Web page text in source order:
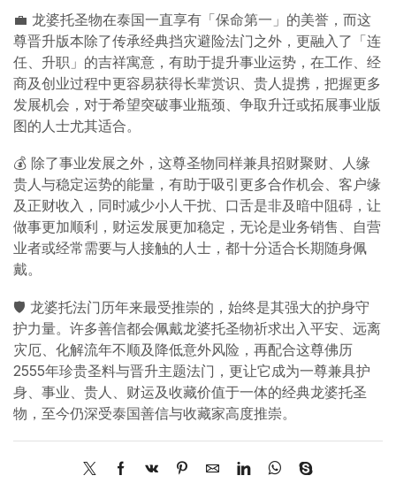
💼 龙婆托圣物在泰国一直享有「保命第一」的美誉，而这
尊晋升版本除了传承经典挡灾避险法门之外，更融入了「连
任、升职」的吉祥寓意，有助于提升事业运势，在工作、经
商及创业过程中更容易获得长辈赏识、贵人提携，把握更多
发展机会，对于希望突破事业瓶颈、争取升迁或拓展事业版
图的人士尤其适合。
💰 除了事业发展之外，这尊圣物同样兼具招财聚财、人缘
贵人与稳定运势的能量，有助于吸引更多合作机会、客户缘
及正财收入，同时减少小人干扰、口舌是非及暗中阻碍，让
做事更加顺利，财运发展更加稳定，无论是业务销售、自营
业者或经常需要与人接触的人士，都十分适合长期随身佩
戴。
🛡️ 龙婆托法门历年来最受推崇的，始终是其强大的护身守
护力量。许多善信都会佩戴龙婆托圣物祈求出入平安、远离
灾厄、化解流年不顺及降低意外风险，再配合这尊佛历
2555年珍贵圣料与晋升主题法门，更让它成为一尊兼具护
身、事业、贵人、财运及收藏价值于一体的经典龙婆托圣
物，至今仍深受泰国善信与收藏家高度推崇。